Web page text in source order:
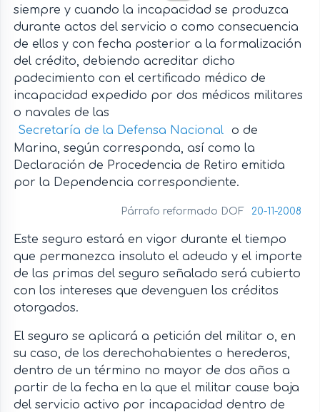
siempre y cuando la incapacidad se produzca
durante actos del servicio o como consecuencia
de ellos y con fecha posterior a la formalización
del crédito, debiendo acreditar dicho
padecimiento con el certificado médico de
incapacidad expedido por dos médicos militares
o navales de las
Secretaría de la Defensa Nacional
o de
Marina, según corresponda, así como la
Declaración de Procedencia de Retiro emitida
por la Dependencia correspondiente.
Párrafo reformado DOF 20-11-2008
Este seguro estará en vigor durante el tiempo
que permanezca insoluto el adeudo y el importe
de las primas del seguro señalado será cubierto
con los intereses que devenguen los créditos
otorgados.
El seguro se aplicará a petición del militar o, en
su caso, de los derechohabientes o herederos,
dentro de un término no mayor de dos años a
partir de la fecha en la que el militar cause baja
del servicio activo por incapacidad dentro de